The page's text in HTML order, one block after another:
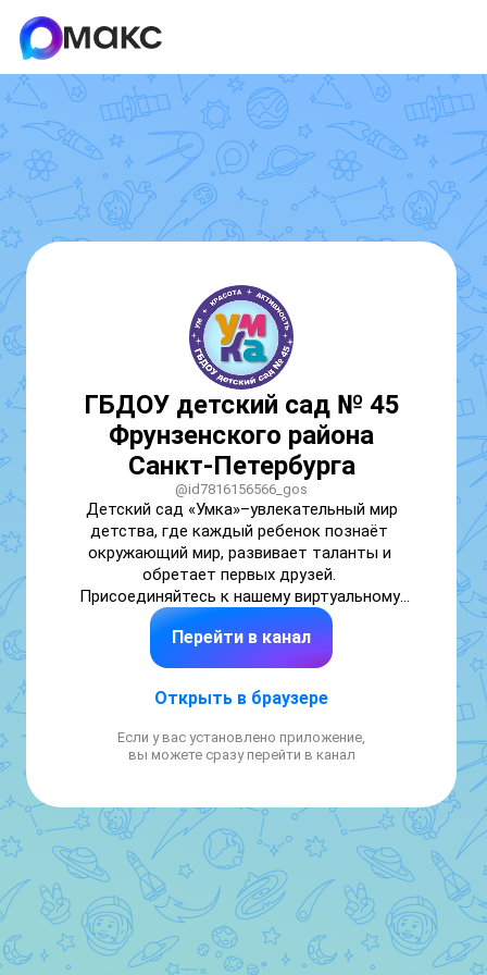
ГБДОУ детский сад № 45
Фрунзенского района
Санкт-Петербурга
@id7816156566_gos
Детский сад «Умка»–увлекательный мир
детства, где каждый ребенок познаёт
окружающий мир, развивает таланты и
обретает первых друзей.
Присоединяйтесь к нашему виртуальному
сообществу и будьте в курсе самых
интересных событий, происходящих в
Перейти в канал
Открыть в браузере
Если у вас установлено приложение,
вы можете сразу перейти в канал